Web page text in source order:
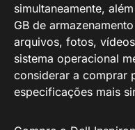
simultaneamente,
GB de
arquivos, fotos,
sistema operacional
considerar a comprar
especificações mais